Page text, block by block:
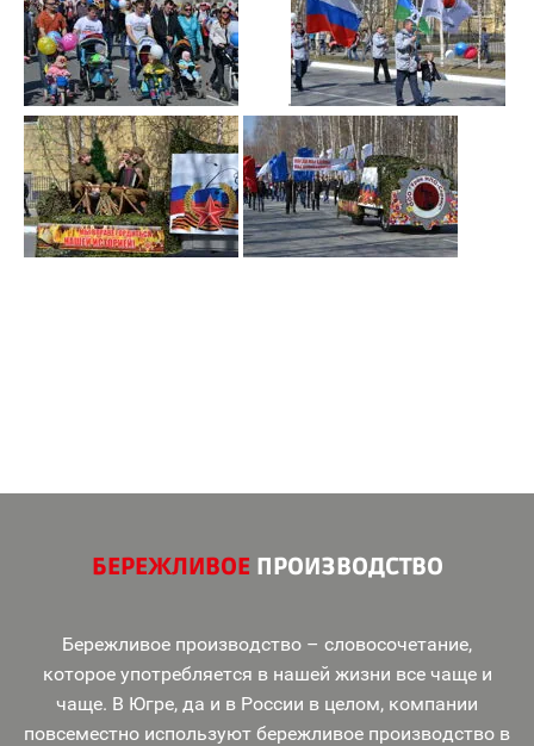
БЕРЕЖЛИВОЕ ПРОИЗВОДСТВО
Бережливое производство – словосочетание,
которое употребляется в нашей жизни все чаще и
чаще. В Югре, да и в России в целом, компании
повсеместно используют бережливое производство в